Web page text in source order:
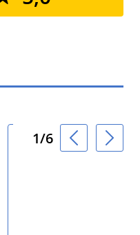
Защита Таро с
1/6